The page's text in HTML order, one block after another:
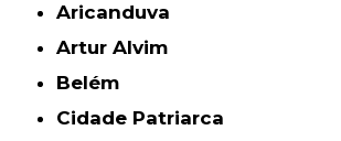
Aricanduva
Artur Alvim
Belém
Cidade Patriarca